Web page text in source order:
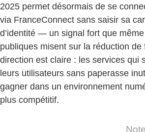
2025 permet désormais de se
via FranceConnect sans saisir sa
d’identité — un signal fort que
publiques misent sur la réduction de
direction est claire : les services qui
leurs utilisateurs sans paperasse
gagner dans un environnement
plus compétitif.